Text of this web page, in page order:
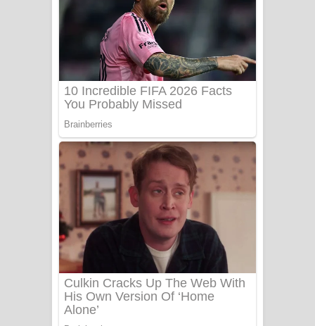
Ow Man Sosa Song Lyrics - ඔව් මං
සෝසා ගීතයේ පද පෙළ
Heavy Weight Song Lyrics
Aye Lanweela Song Lyrics - ආයේ
ලංවීලා ගීතයේ පද පෙළ
Ala purannata Song Lyrics - ආල
පුරන්නට ගීතයේ පද පෙළ
FEVER DREAM Lyrics - Alex Warren
BTS : Hooligan Lyrics
Apa Hamuwee Song Lyrics - අප හමුවී
ගීතයේ පද පෙළ